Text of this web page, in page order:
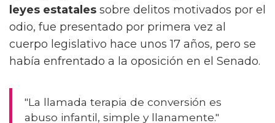
leyes estatales sobre delitos motivados por el
odio, fue presentado por primera vez al
cuerpo legislativo hace unos 17 años, pero se
había enfrentado a la oposición en el Senado.
"La llamada terapia de conversión es
abuso infantil, simple y llanamente."